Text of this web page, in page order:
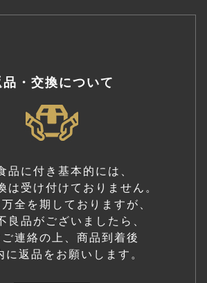
品・交換について
品に付き基本的には、
は受け付けておりません。
全を期しておりますが、
良品がございましたら、
連絡の上、商品到着後
に返品をお願いします。